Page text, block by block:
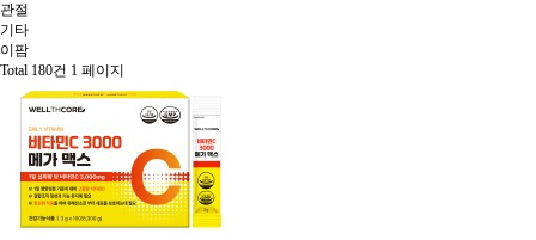
관절
기타
이팜
Total 180건 1 페이지